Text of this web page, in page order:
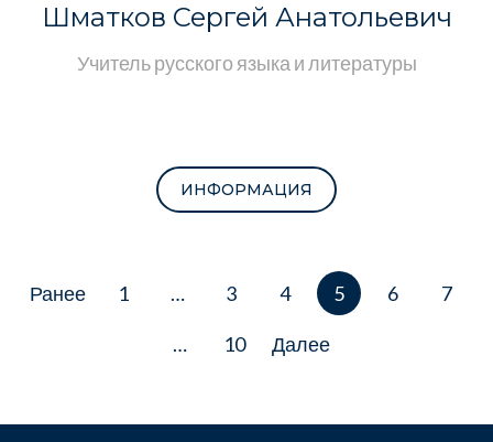
Шматков Сергей Анатольевич
Учитель русского языка и литературы
ИНФОРМАЦИЯ
Ранее 1 … 3 4 5 6 7
… 10 Далее